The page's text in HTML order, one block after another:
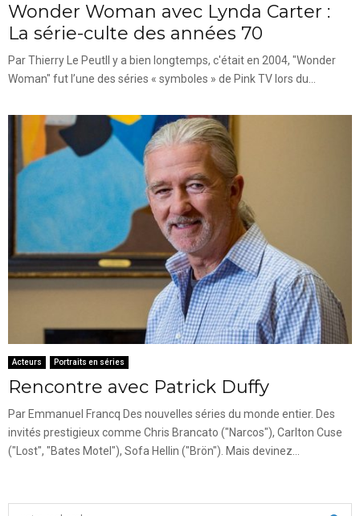
Wonder Woman avec Lynda Carter :
La série-culte des années 70
Par Thierry Le PeutIl y a bien longtemps, c'était en 2004, "Wonder
Woman" fut l’une des séries « symboles » de Pink TV lors du...
Acteurs Portraits en séries
Rencontre avec Patrick Duffy
Par Emmanuel Francq Des nouvelles séries du monde entier. Des
invités prestigieux comme Chris Brancato ("Narcos"), Carlton Cuse
("Lost", "Bates Motel"), Sofa Hellin ("Brön"). Mais devinez...